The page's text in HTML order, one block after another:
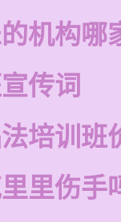
机构哪
传词
培训班
里伤手